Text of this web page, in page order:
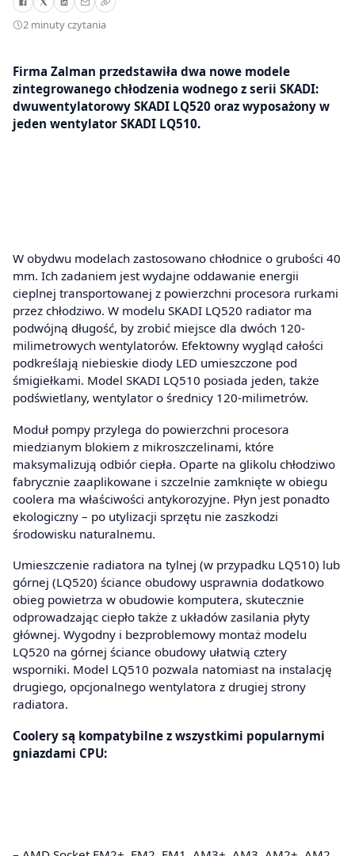
2 minuty czytania
Firma Zalman przedstawiła dwa nowe modele
zintegrowanego chłodzenia wodnego z serii SKADI:
dwuwentylatorowy SKADI LQ520 oraz wyposażony w
jeden wentylator SKADI LQ510.
W obydwu modelach zastosowano chłodnice o grubości 40
mm. Ich zadaniem jest wydajne oddawanie energii
cieplnej transportowanej z powierzchni procesora rurkami
przez chłodziwo. W modelu SKADI LQ520 radiator ma
podwójną długość, by zrobić miejsce dla dwóch 120-
milimetrowych wentylatorów. Efektowny wygląd całości
podkreślają niebieskie diody LED umieszczone pod
śmigiełkami. Model SKADI LQ510 posiada jeden, także
podświetlany, wentylator o średnicy 120-milimetrów.
Moduł pompy przylega do powierzchni procesora
miedzianym blokiem z mikroszczelinami, które
maksymalizują odbiór ciepła. Oparte na glikolu chłodziwo
fabrycznie zaaplikowane i szczelnie zamknięte w obiegu
coolera ma właściwości antykorozyjne. Płyn jest ponadto
ekologiczny – po utylizacji sprzętu nie zaszkodzi
środowisku naturalnemu.
Umieszczenie radiatora na tylnej (w przypadku LQ510) lub
górnej (LQ520) ściance obudowy usprawnia dodatkowo
obieg powietrza w obudowie komputera, skutecznie
odprowadzając ciepło także z układów zasilania płyty
głównej. Wygodny i bezproblemowy montaż modelu
LQ520 na górnej ściance obudowy ułatwią cztery
wsporniki. Model LQ510 pozwala natomiast na instalację
drugiego, opcjonalnego wentylatora z drugiej strony
radiatora.
Coolery są kompatybilne z wszystkimi popularnymi
gniazdami CPU: